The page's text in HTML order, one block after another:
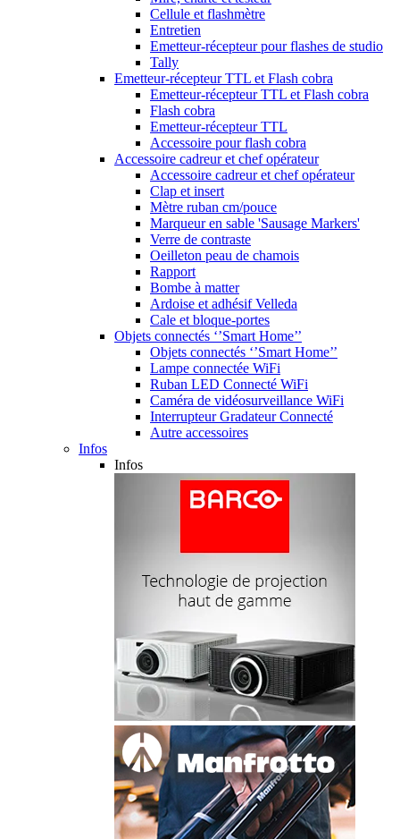
Cellule et flashmètre
Entretien
Emetteur-récepteur pour flashes de studio
Tally
Emetteur-récepteur TTL et Flash cobra
Emetteur-récepteur TTL et Flash cobra
Flash cobra
Emetteur-récepteur TTL
Accessoire pour flash cobra
Accessoire cadreur et chef opérateur
Accessoire cadreur et chef opérateur
Clap et insert
Mètre ruban cm/pouce
Marqueur en sable 'Sausage Markers'
Verre de contraste
Oeilleton peau de chamois
Rapport
Bombe à matter
Ardoise et adhésif Velleda
Cale et bloque-portes
Objets connectés ‘’Smart Home’’
Objets connectés ‘’Smart Home’’
Lampe connectée WiFi
Ruban LED Connecté WiFi
Caméra de vidéosurveillance WiFi
Interrupteur Gradateur Connecté
Autre accessoires
Infos
Infos